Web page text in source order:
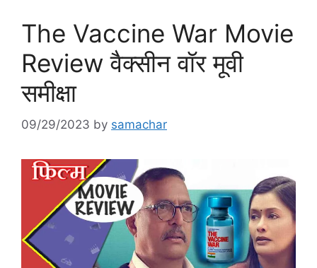
The Vaccine War Movie
Review वैक्सीन वॉर मूवी
समीक्षा
09/29/2023 by samachar